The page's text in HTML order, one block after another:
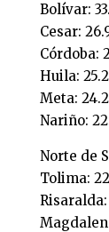
Bolívar:
Cesar:
Córdoba:
Huila:
Meta:
Nariño:
Norte de
Tolima:
Risaralda: